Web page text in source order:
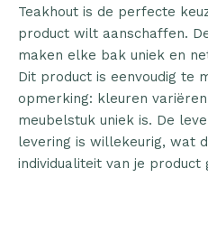
Teakhout is de perfecte
product wilt aanschaffen.
maken elke bak uniek en
Dit product is eenvoudig te
opmerking: kleuren
meubelstuk uniek is. De
levering is willekeurig, wat
individualiteit van je product